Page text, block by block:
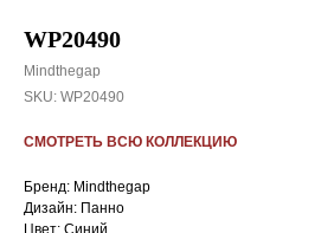
WP20490
Mindthegap
SKU: WP20490
СМОТРЕТЬ ВСЮ КОЛЛЕКЦИЮ
Бренд: Mindthegap
Дизайн: Панно
Цвет: Синий